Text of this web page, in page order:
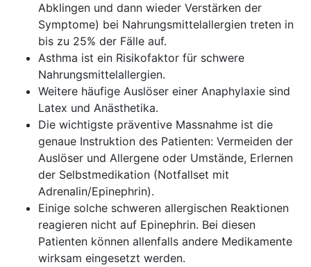
Abklingen und dann wieder Verstärken der
Symptome) bei Nahrungsmittelallergien treten in
bis zu 25% der Fälle auf.
Asthma ist ein Risikofaktor für schwere
Nahrungsmittelallergien.
Weitere häufige Auslöser einer Anaphylaxie sind
Latex und Anästhetika.
Die wichtigste präventive Massnahme ist die
genaue Instruktion des Patienten: Vermeiden der
Auslöser und Allergene oder Umstände, Erlernen
der Selbstmedikation (Notfallset mit
Adrenalin/Epinephrin).
Einige solche schweren allergischen Reaktionen
reagieren nicht auf Epinephrin. Bei diesen
Patienten können allenfalls andere Medikamente
wirksam eingesetzt werden.